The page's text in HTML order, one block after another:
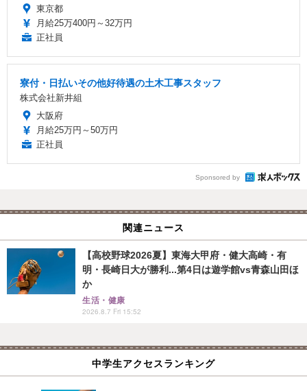
東京都
月給25万400円～32万円
正社員
寮付・日払いその他好待遇の土木工事スタッフ
株式会社新井組
大阪府
月給25万円～50万円
正社員
Sponsored by
関連ニュース
【高校野球2026夏】東海大甲府・健大高崎・有
明・長崎日大が勝利...第4日は遊学館vs青森山田ほ
か
生活・健康
2026.8.7 Fri 15:52
中学生アクセスランキング